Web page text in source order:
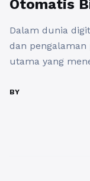
Otomatis
Dalam dunia
dan
utama yang
produk terbaik,
BY